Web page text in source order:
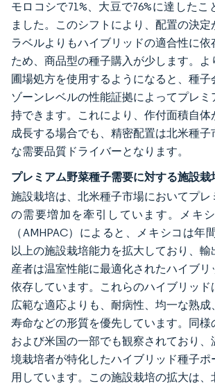
モロコシで71%、大豆で76%に達したこ
ました。このシフトにより、配置の決
ラベルよりもハイブリッドの適合性に依
ため、商品型の種子購入が少します。
圃場処方を使用するようになると、種子
ゾーンレベルの性能証拠によってプレミ
持できます。これにより、作付面積自体
成長する場合でも、精密配置は北米種
な需要品質ドライバーとなります。
プレミアム野菜種子需要に対する施設栽
施設栽培は、北米種子市場においてプレ
の需要増加を牽引しています。メキ
（AMHPAC）によると、メキシコは年
以上の施設栽培能力を拡大しており、輸
産者は温室性能に最適化されたハイブリ
依存しています。これらのハイブリッド
広範な適応よりも、耐病性、均一な熟
寿命などの形質を優先しています。同様
および米国の一部でも観察されており、
境栽培者が特化したハイブリッド種子ポ
用しています。この施設栽培の拡大は、